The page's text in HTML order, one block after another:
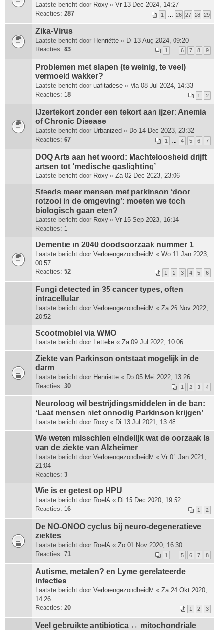
Laatste bericht door Roxy « Vr 13 Dec 2024, 14:27
Reacties: 287 1 26 27 28 29
Zika-Virus
Laatste bericht door Henriëtte « Di 13 Aug 2024, 09:20
Reacties: 83 1 6 7 8 9
Problemen met slapen (te weinig, te veel)
vermoeid wakker?
Laatste bericht door uafitadese « Ma 08 Jul 2024, 14:33
Reacties: 18 1 2
IJzertekort zonder een tekort aan ijzer: Anemia
of Chronic Disease
Laatste bericht door Urbanized « Do 14 Dec 2023, 23:32
Reacties: 67 1 4 5 6 7
DOQ Arts aan het woord: Machte­loosheid drijft
artsen tot ‘medische gas­lighting’
Laatste bericht door Roxy « Za 02 Dec 2023, 23:06
Steeds meer mensen met parkinson ‘door
rotzooi in de omgeving’: moeten we toch
biologisch gaan eten?
Laatste bericht door Roxy « Vr 15 Sep 2023, 16:14
Reacties: 1
Dementie in 2040 doodsoorzaak nummer 1
Laatste bericht door VerlorengezondheidM « Wo 11 Jan 2023,
00:57
Reacties: 52 1 2 3 4 5 6
Fungi detected in 35 cancer types, often
intracellular
Laatste bericht door VerlorengezondheidM « Za 26 Nov 2022,
20:52
Scootmobiel via WMO
Laatste bericht door Letteke « Za 09 Jul 2022, 10:06
Ziekte van Parkinson ontstaat mogelijk in de
darm
Laatste bericht door Henriëtte « Do 05 Mei 2022, 13:26
Reacties: 30 1 2 3 4
Neuroloog wil bestrijdingsmiddelen in de ban:
‘Laat mensen niet onnodig Parkinson krijgen’
Laatste bericht door Roxy « Di 13 Jul 2021, 13:48
We weten misschien eindelijk wat de oorzaak is
van de ziekte van Alzheimer
Laatste bericht door VerlorengezondheidM « Vr 01 Jan 2021,
21:04
Reacties: 3
Wie is er getest op HPU
Laatste bericht door RoelA « Di 15 Dec 2020, 19:52
Reacties: 16 1 2
De NO-ONOO cyclus bij neuro-degeneratieve
ziektes
Laatste bericht door RoelA « Zo 01 Nov 2020, 16:30
Reacties: 71 1 5 6 7 8
Autisme, metalen? en Lyme gerelateerde
infecties
Laatste bericht door VerlorengezondheidM « Za 24 Okt 2020,
14:26
Reacties: 20 1 2 3
Veel gebruikte antibiotica ↔ mitochondriale